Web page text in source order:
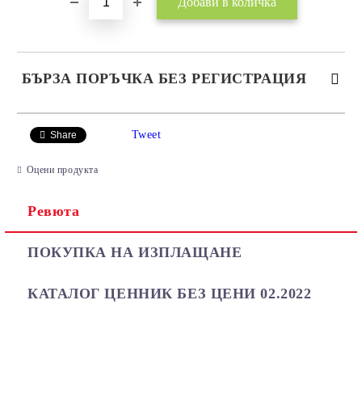
БЪРЗА ПОРЪЧКА БЕЗ РЕГИСТРАЦИЯ
Ние ще се свържем с вас в рамките на работния ден.
Share Tweet
Оцени продукта
Ревюта
ПОКУПКА НА ИЗПЛАЩАНЕ
КАТАЛОГ ЦЕННИК БЕЗ ЦЕНИ 02.2022